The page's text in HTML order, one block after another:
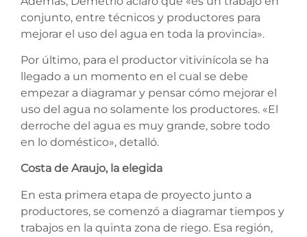
conjunto, entre técnicos y productores para
mejorar el uso del agua en toda la provincia».
Por último, para el productor vitivinícola se ha
llegado a un momento en el cual se debe
empezar a diagramar y pensar cómo mejorar el
uso del agua no solamente los productores. «El
derroche del agua es muy grande, sobre todo
en lo doméstico», detalló.
Costa de Araujo, la elegida
En esta primera etapa de proyecto junto a
productores, se comenzó a diagramar tiempos y
trabajos en la quinta zona de riego. Esa región,